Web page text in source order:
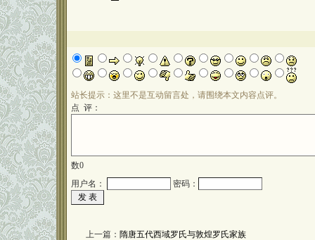
站长提示：这里不是互动留言处，请围绕本文内容点评。
点 评：
数0
用户名：
密码：
上一篇： 隋唐五代西域罗氏与敦煌罗氏家族